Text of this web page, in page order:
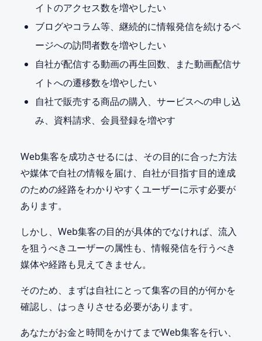
イトのアクセス数を増やしたい
ブログやコラム等、継続的に情報発信を続けるペ
ージへの訪問者数を増やしたい
自社が配信する動画の再生回数、また動画配信サ
イトへの遷移数を増やしたい
自社で販売する商品の購入、サービスへの申し込
み、資料請求、会員登録を増やす
Web集客を成功させるには、その目的に合った方法
や媒体で自社の情報を届け、自社が目指す目的達成
のための経路をわかりやすくユーザーに示す必要が
あります。
しかし、Web集客の目的が具体的でなければ、流入
を狙うべきユーザーの属性も、情報発信を行うべき
媒体や経路も見えてきません。
そのため、まずは自社にとって集客の目的が何かを
確認し、はっきりさせる必要があります。
あなたがお金と時間をかけてまでWeb集客を行い、